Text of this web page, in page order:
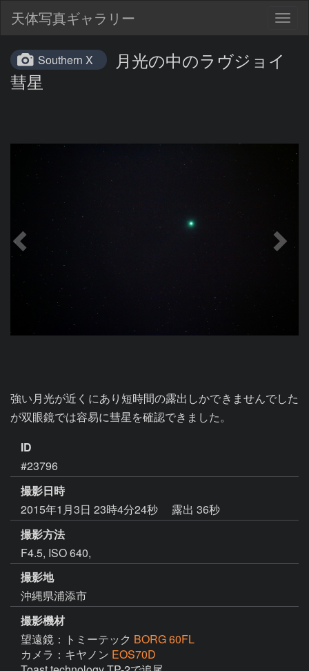
天体写真ギャラリー
Southern X
月光の中のラヴジョイ
彗星
強い月光が近くにあり短時間の露出しかできませんでした
が双眼鏡では容易に彗星を確認できました。
ID
#23796
撮影日時
2015年1月3日 23時4分24秒
露出 36秒
撮影方法
F4.5, ISO 640,
撮影地
沖縄県浦添市
撮影機材
望遠鏡：トミーテック BORG 60FL
カメラ：キヤノン EOS70D